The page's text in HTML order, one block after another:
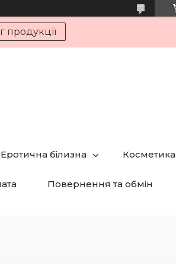
продукції
Еротична білизна Косметика
Повернення та обмін